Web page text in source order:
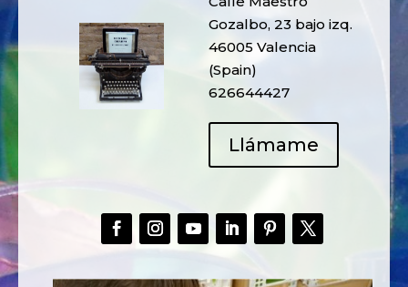
Gozalbo, 23 bajo izq.
46005 Valencia
(Spain)
626644427
Llámame